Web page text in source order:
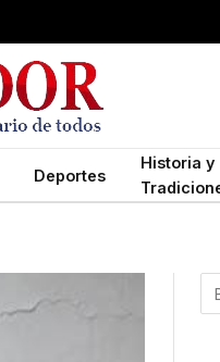
Deportes
Historia y